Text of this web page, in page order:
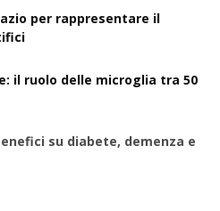
per rappresentare il
il ruolo delle microglia tra 50
su diabete, demenza e